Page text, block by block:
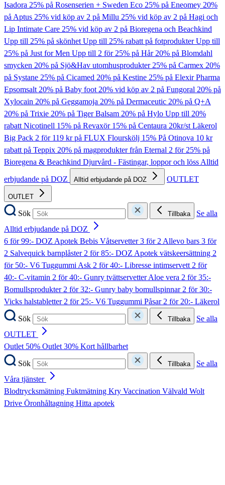
Isadora 25% på Rosenserien + Sweden Eco 25% på Eneomey 20%
på Aptus 25% vid köp av 2 på Millu 25% vid köp av 2 på Hagi och
Lip Intimate Care 25% vid köp av 2 på Bioregena och Beachkind
Upp till 25% på skönhetUpp till 25% rabatt på fotprodukterUpp till
25% på Just for Men Upp till 2 för 25% på Hår20% på Blomdahl
smycken 20% på Sjö&Hav utomhusprodukter25% på Carmex 20%
på Systane 25% på Cicamed 20% på Kestine 25% på Elexir Pharma
Epsomsalt20% på Baby foot20% vid köp av 2 på Fungoral 20% på
Xylocain 20% på Geggamoja 20% på Dermaceutic 20% på Q+A
20% på Trixie 20% på Tiger Balsam 20% på Hylo Upp till 20%
rabatt Nicotinell 15% på Revaxör 15% på Centaura 20kr/st Läkerol
Big Pack 2 för 119 kr på FLUX Flourskölj 15% På Otinova 10 kr
rabatt på Teppix 20% på magprodukter från Eternal 2 för 25% på
Bioregena & Beachkind Djurvård - Fästingar, loppor och lössAlltid
erbjudande på DOZ
Alltid erbjudande på DOZ OUTLET
OUTLET
Sök Tillbaka
Se alla
Alltid erbjudande på DOZ
6 för 99:- DOZ Apotek Bebis Våtservetter3 för 2 Allevo bars 3 för
2 Salvequick barnplåster2 för 85:- DOZ Apotek vätskeersättning 2
för 50:- V6 Tuggummi Ask 2 för 40:- Libresse intimservett2 för
40:- C-vitamin 2 för 40:- Gunry tvättservetter Aloe vera 2 för 35:-
Bomullsprodukter2 för 32:- Gunry baby bomullspinnar2 för 30:-
Vicks halstabletter2 för 25:- V6 Tuggummi Påsar2 för 20:- Läkerol
Sök
Tillbaka
Se alla
OUTLET
Outlet 50% Outlet 30% Kort hållbarhet
Sök
Tillbaka
Se alla
Våra tjänster
Blodtrycksmätning Fuktmätning Kry Vaccination Välvald Wolt
Drive Öronhåltagning Hitta apotek